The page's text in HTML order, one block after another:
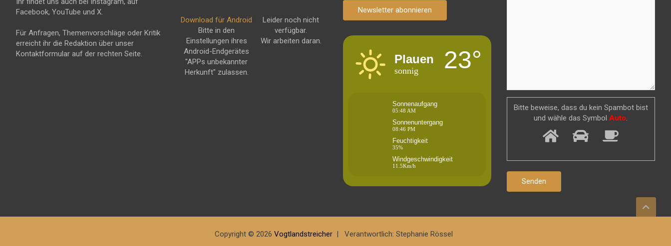
Facebook, YouTube und X.
Für Anfragen, Themenvorschläge oder Kritik
erreicht ihr die Redaktion über unser
Kontaktformular auf der rechten Seite.
Download für Android
Bitte in den
Einstellungen ihres
Android-Endgerätes
"APPs unbekannter
Herkunft" zulassen.
Leider noch nicht
verfügbar.
Wir arbeiten daran.
Newsletter abonnieren
Plauen
sonnig 23°
Sonnenaufgang
05:48 AM
Sonnenuntergang
08:46 PM
Feuchtigkeit
35%
Windgeschwindigkeit
11.5Km/h
Bitte beweise, dass du kein Spambot bist
und wähle das Symbol Auto.
Copyright © 2026 Vogtlandstreicher Verantwortlich: Stephanie Rössel